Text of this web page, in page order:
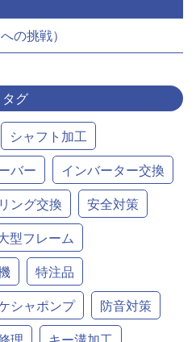
の挑戦）
タグ
シャフト加工
バー
インバーター交換
ング交換
安全対策
型フレーム
特注品
シャポンプ
防音対策